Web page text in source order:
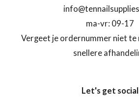
ma-vr: 09-17
Vergeet je ordernummer niet te
snellere
Let's get social